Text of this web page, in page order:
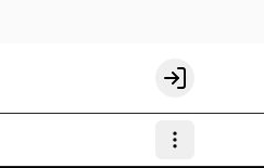
Login